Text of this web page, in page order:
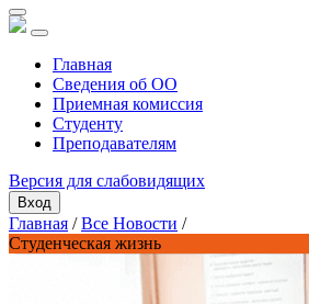
Главная
Сведения об ОО
Приемная комиссия
Студенту
Преподавателям
Версия для слабовидящих
Вход
Главная /Все Новости /
Студенческая жизнь